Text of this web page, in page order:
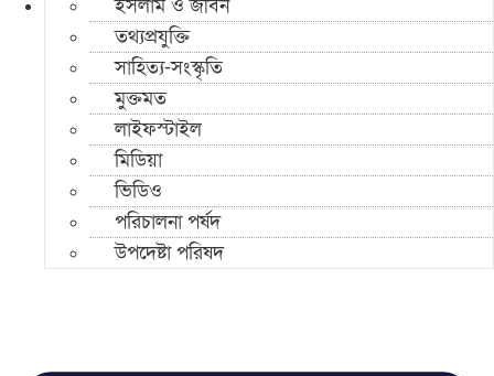
ইসলাম ও জীবন
তথ্যপ্রযুক্তি
সাহিত্য-সংস্কৃতি
মুক্তমত
লাইফস্টাইল
মিডিয়া
ভিডিও
পরিচালনা পর্ষদ
উপদেষ্টা পরিষদ